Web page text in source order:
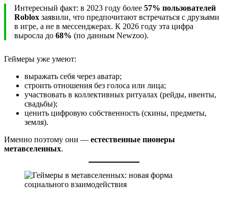
Интересный факт: в 2023 году более 57% пользователей
Roblox заявили, что предпочитают встречаться с друзьями
в игре, а не в мессенджерах. К 2026 году эта цифра
выросла до 68% (по данным Newzoo).
Геймеры уже умеют:
выражать себя через аватар;
строить отношения без голоса или лица;
участвовать в коллективных ритуалах (рейды, ивенты,
свадьбы);
ценить цифровую собственность (скины, предметы,
земля).
Именно поэтому они — естественные пионеры
метавселенных.